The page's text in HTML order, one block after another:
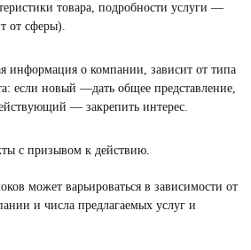
товара, подробности услуги —
от сферы).
информация о компании, зависит от типа
если новый —дать общее представление,
— закрепить интерес.
с призывом к действию.
может варьироваться в зависимости от
и числа предлагаемых услуг и